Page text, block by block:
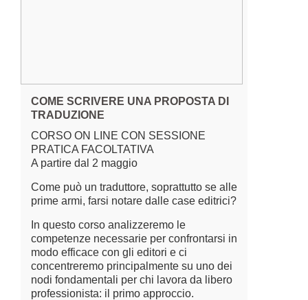
COME SCRIVERE UNA PROPOSTA DI
TRADUZIONE
CORSO ON LINE CON SESSIONE
PRATICA FACOLTATIVA
A partire dal 2 maggio
Come può un traduttore, soprattutto se alle
prime armi, farsi notare dalle case editrici?
In questo corso analizzeremo le
competenze necessarie per confrontarsi in
modo efficace con gli editori e ci
concentreremo principalmente su uno dei
nodi fondamentali per chi lavora da libero
professionista: il primo approccio.